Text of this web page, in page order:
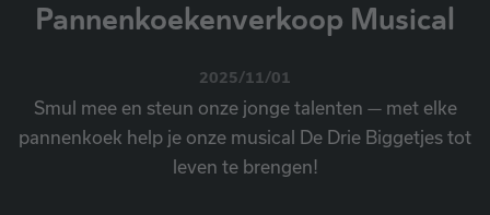
Pannenkoekenverkoop Musical
2025/11/01
Smul mee en steun onze jonge talenten — met elke
pannenkoek help je onze musical De Drie Biggetjes tot
leven te brengen!